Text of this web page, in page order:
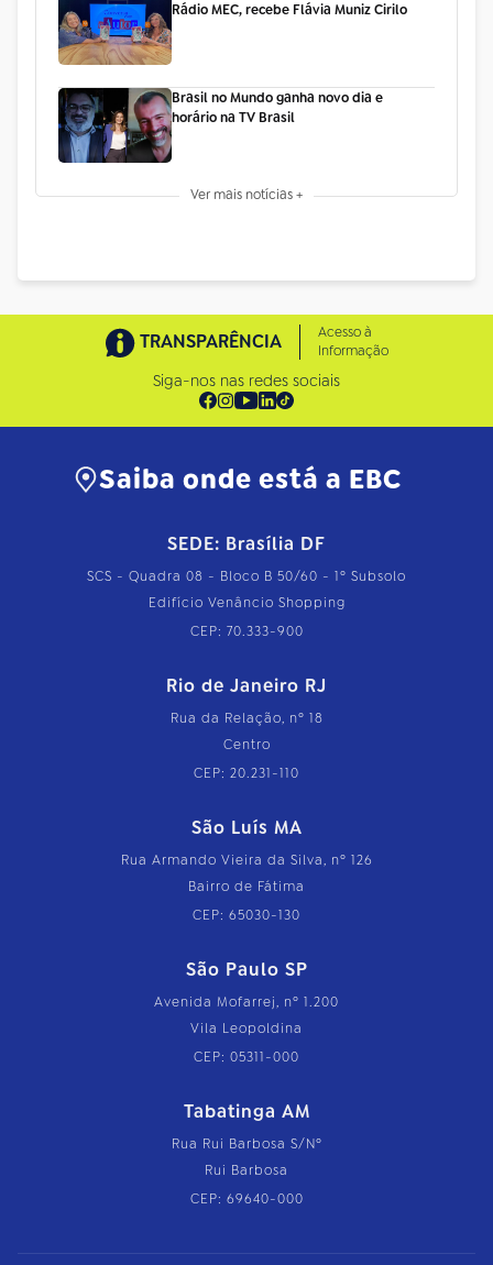
Rádio MEC, recebe Flávia Muniz Cirilo
Brasil no Mundo ganha novo dia e
horário na TV Brasil
Ver mais notícias +
TRANSPARÊNCIA
Acesso à
Informação
Siga-nos nas redes sociais
Saiba onde está a EBC
SEDE: Brasília DF
SCS - Quadra 08 - Bloco B 50/60 - 1º Subsolo
Edifício Venâncio Shopping
CEP: 70.333-900
Rio de Janeiro RJ
Rua da Relação, nº 18
Centro
CEP: 20.231-110
São Luís MA
Rua Armando Vieira da Silva, nº 126
Bairro de Fátima
CEP: 65030-130
São Paulo SP
Avenida Mofarrej, nº 1.200
Vila Leopoldina
CEP: 05311-000
Tabatinga AM
Rua Rui Barbosa S/Nº
Rui Barbosa
CEP: 69640-000